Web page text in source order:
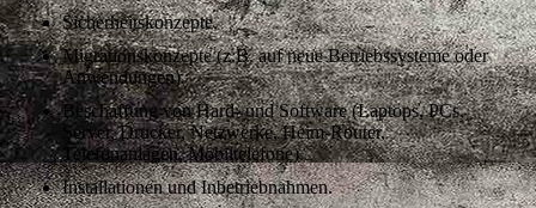
Sicherheitskonzepte.
Migrationskonzepte (z.B. auf neue Betriebssysteme oder
Anwendungen).
Beschaffung von Hard- und Software (Laptops, PCs,
Server, Drucker, Netzwerke, Heim-Router,
Telefonanlagen, Mobiltelefone).
Installationen und Inbetriebnahmen.